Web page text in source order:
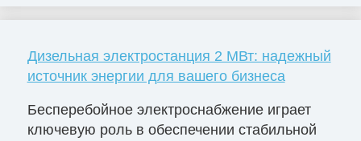
Дизельная электростанция 2 МВт: надежный
источник энергии для вашего бизнеса
Бесперебойное электроснабжение играет
ключевую роль в обеспечении стабильной